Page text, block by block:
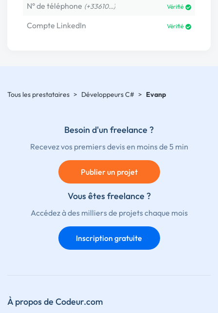
N° de téléphone (+33610…) Vérifié
Compte LinkedIn Vérifié
Tous les prestataires > Développeurs C# > Evanp
Besoin d'un freelance ?
Recevez vos premiers devis en moins de 5 min
Publier un projet
Vous êtes freelance ?
Accédez à des milliers de projets chaque mois
Inscription gratuite
À propos de Codeur.com